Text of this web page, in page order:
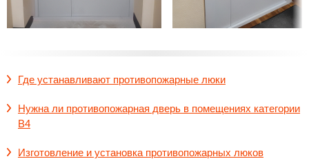
Где устанавливают противопожарные люки
Нужна ли противопожарная дверь в помещениях категории
В4
Изготовление и установка противопожарных люков